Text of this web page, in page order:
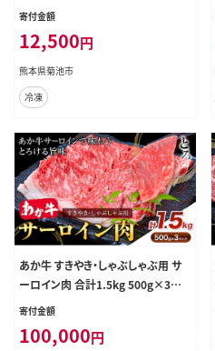
料無料 肉 牛肉 ロース 肩ロース 80
《7-14日以内に出荷予定(土日祝除
く)》九州 食品 お取り寄せ---300-544
3---
寄付金額
12,500円
熊本県菊池市
冷凍
あか牛 すきやき・しゃぶしゃぶ用 サ
ーロイン肉 合計1.5kg 500g×3パッ
ク 合同会社たべたせいか《30日以内
肉 お肉 すきやき すき焼き しゃぶしゃ
寄付金額
100,000円